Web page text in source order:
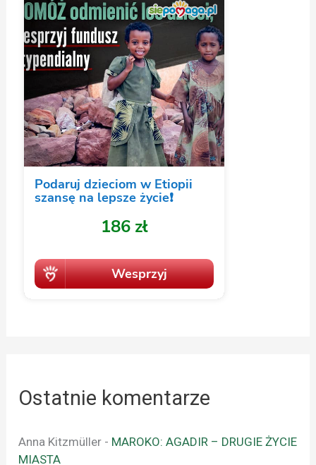
Ostatnie komentarze
Anna Kitzmüller - MAROKO: AGADIR – DRUGIE ŻYCIE
MIASTA